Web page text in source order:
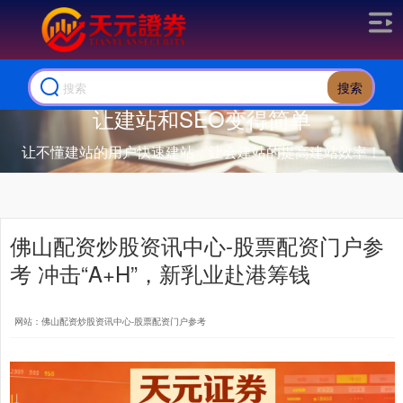
搜索
让建站和SEO变得简单
让不懂建站的用户快速建站，让会建站的提高建站效率！
佛山配资炒股资讯中心-股票配资门户参
考 冲击“A+H”，新乳业赴港筹钱
网站：佛山配资炒股资讯中心-股票配资门户参考